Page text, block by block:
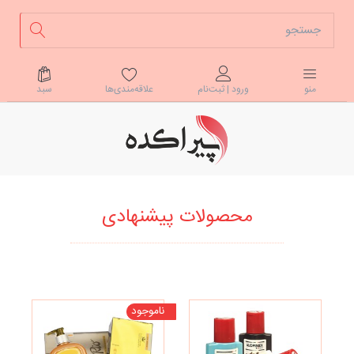
منو ورود | ثبت‌نام علاقه‌مندی‌ها سبد
محصولات پیشنهادی
ناموجود